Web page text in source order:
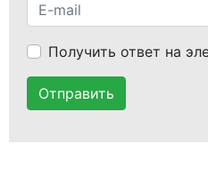
Получить ответ на
Отправить